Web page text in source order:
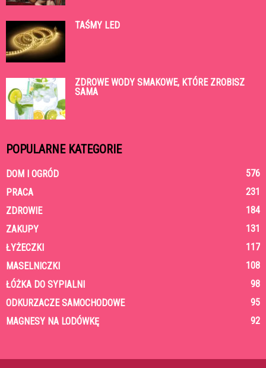
TAŚMY LED
ZDROWE WODY SMAKOWE, KTÓRE ZROBISZ
SAMA
POPULARNE KATEGORIE
DOM I OGRÓD
576
PRACA
231
ZDROWIE
184
ZAKUPY
131
ŁYŻECZKI
117
MASELNICZKI
108
ŁÓŻKA DO SYPIALNI
98
ODKURZACZE SAMOCHODOWE
95
MAGNESY NA LODÓWKĘ
92